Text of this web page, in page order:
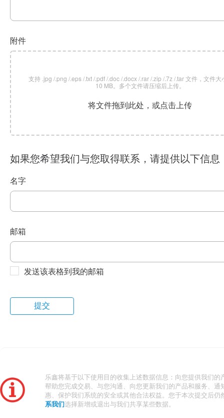
附件
支持 .jpg /.png /.eps /.txt /.pdf /.doc /.docx /.rar /.zip /.7z /.tar 文件，文件大
10 MB。多个文件请压缩后上传。
将文件拖到此处，或点击上传
如果您希望我们与您取得联系，请提供以下信息
名字
邮箱
发送该表格到我的邮箱
乐鑫将基于以下使用目的收集上述数据信息：向您提供我们的
帮助您完成交易、与您沟通、向您更新我们的产品和服务、通
惠、保护我们系统的安全或其他合法权益。您于本次提交后仍
系我们 选择新增或退出与我们共享某些数据。